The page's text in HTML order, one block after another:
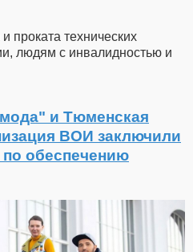
проката технических
людям с инвалидностью и
и Тюменская
ВОИ заключили
по обеспечению